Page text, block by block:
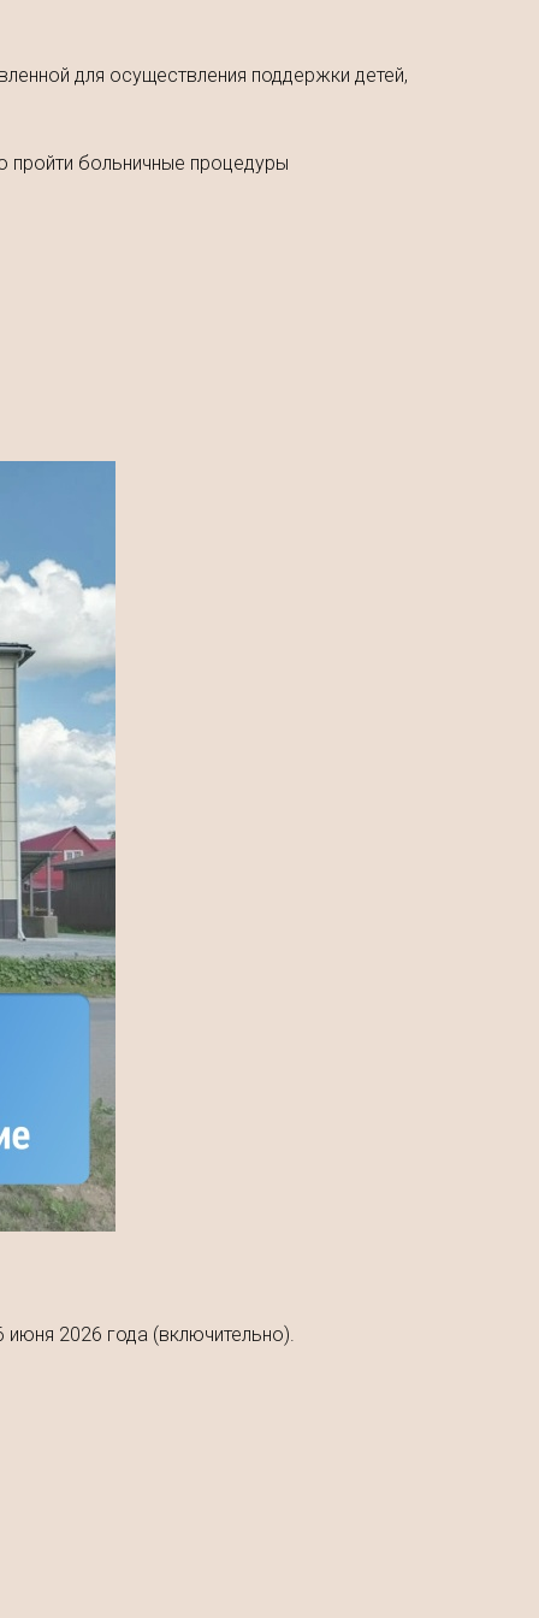
для осуществления поддержки детей,
пройти больничные процедуры
2026 года (включительно).